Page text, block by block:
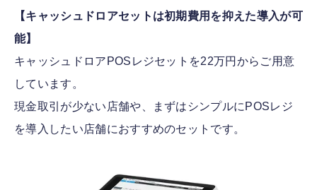
【キャッシュドロアセットは初期費用を抑えた導入が可
能】
キャッシュドロアPOSレジセットを22万円からご用意
しています。
現金取引が少ない店舗や、まずはシンプルにPOSレジ
を導入したい店舗におすすめのセットです。